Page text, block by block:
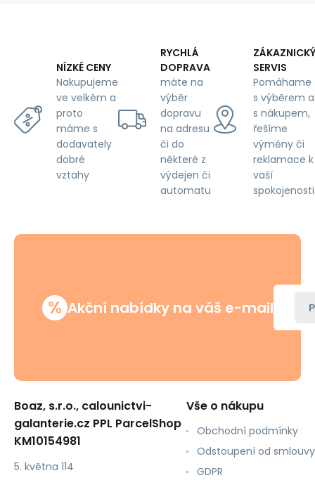
NÍZKÉ CENY
Nakupujeme
ve velkém a
proto
máme s
dodavately
dobré
vztahy
RYCHLÁ
DOPRAVA
máte na
výběr
dopravu
na adresu
či do
některé z
výdejen či
automatu
ZÁKAZNICKÝ
SERVIS
Pomáhame
s výběrem a
s nákupem,
řešíme
výměny či
reklamace k
vaší
spokojenosti
% Akční nabídky na váš e-mail
Boaz, s.r.o., calounictvi-
galanterie.cz PPL ParcelShop
KM10154981
5. května 114
Vše o nákupu
Obchodní podmínky
Odstoupení od smlouvy
GDPR